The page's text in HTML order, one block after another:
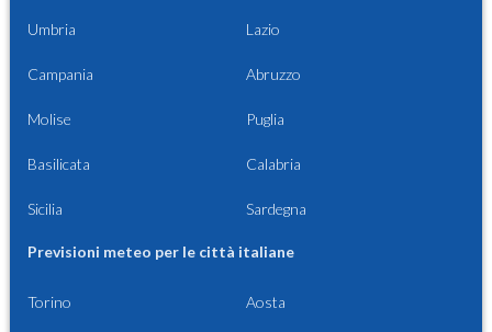
Umbria Lazio
Campania Abruzzo
Molise Puglia
Basilicata Calabria
Sicilia Sardegna
Previsioni meteo per le città italiane
Torino Aosta